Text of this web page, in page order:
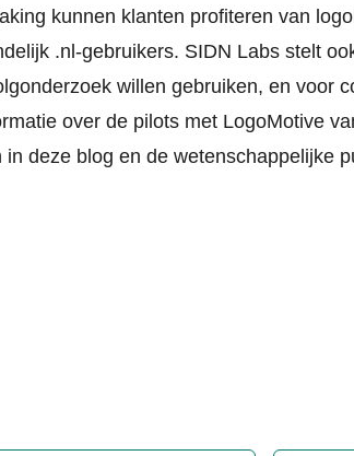
kunnen klanten profiteren van
.nl-gebruikers. SIDN Labs stelt
willen gebruiken, en voor
over de pilots met LogoMotive
in deze blog en de wetenschappelijke